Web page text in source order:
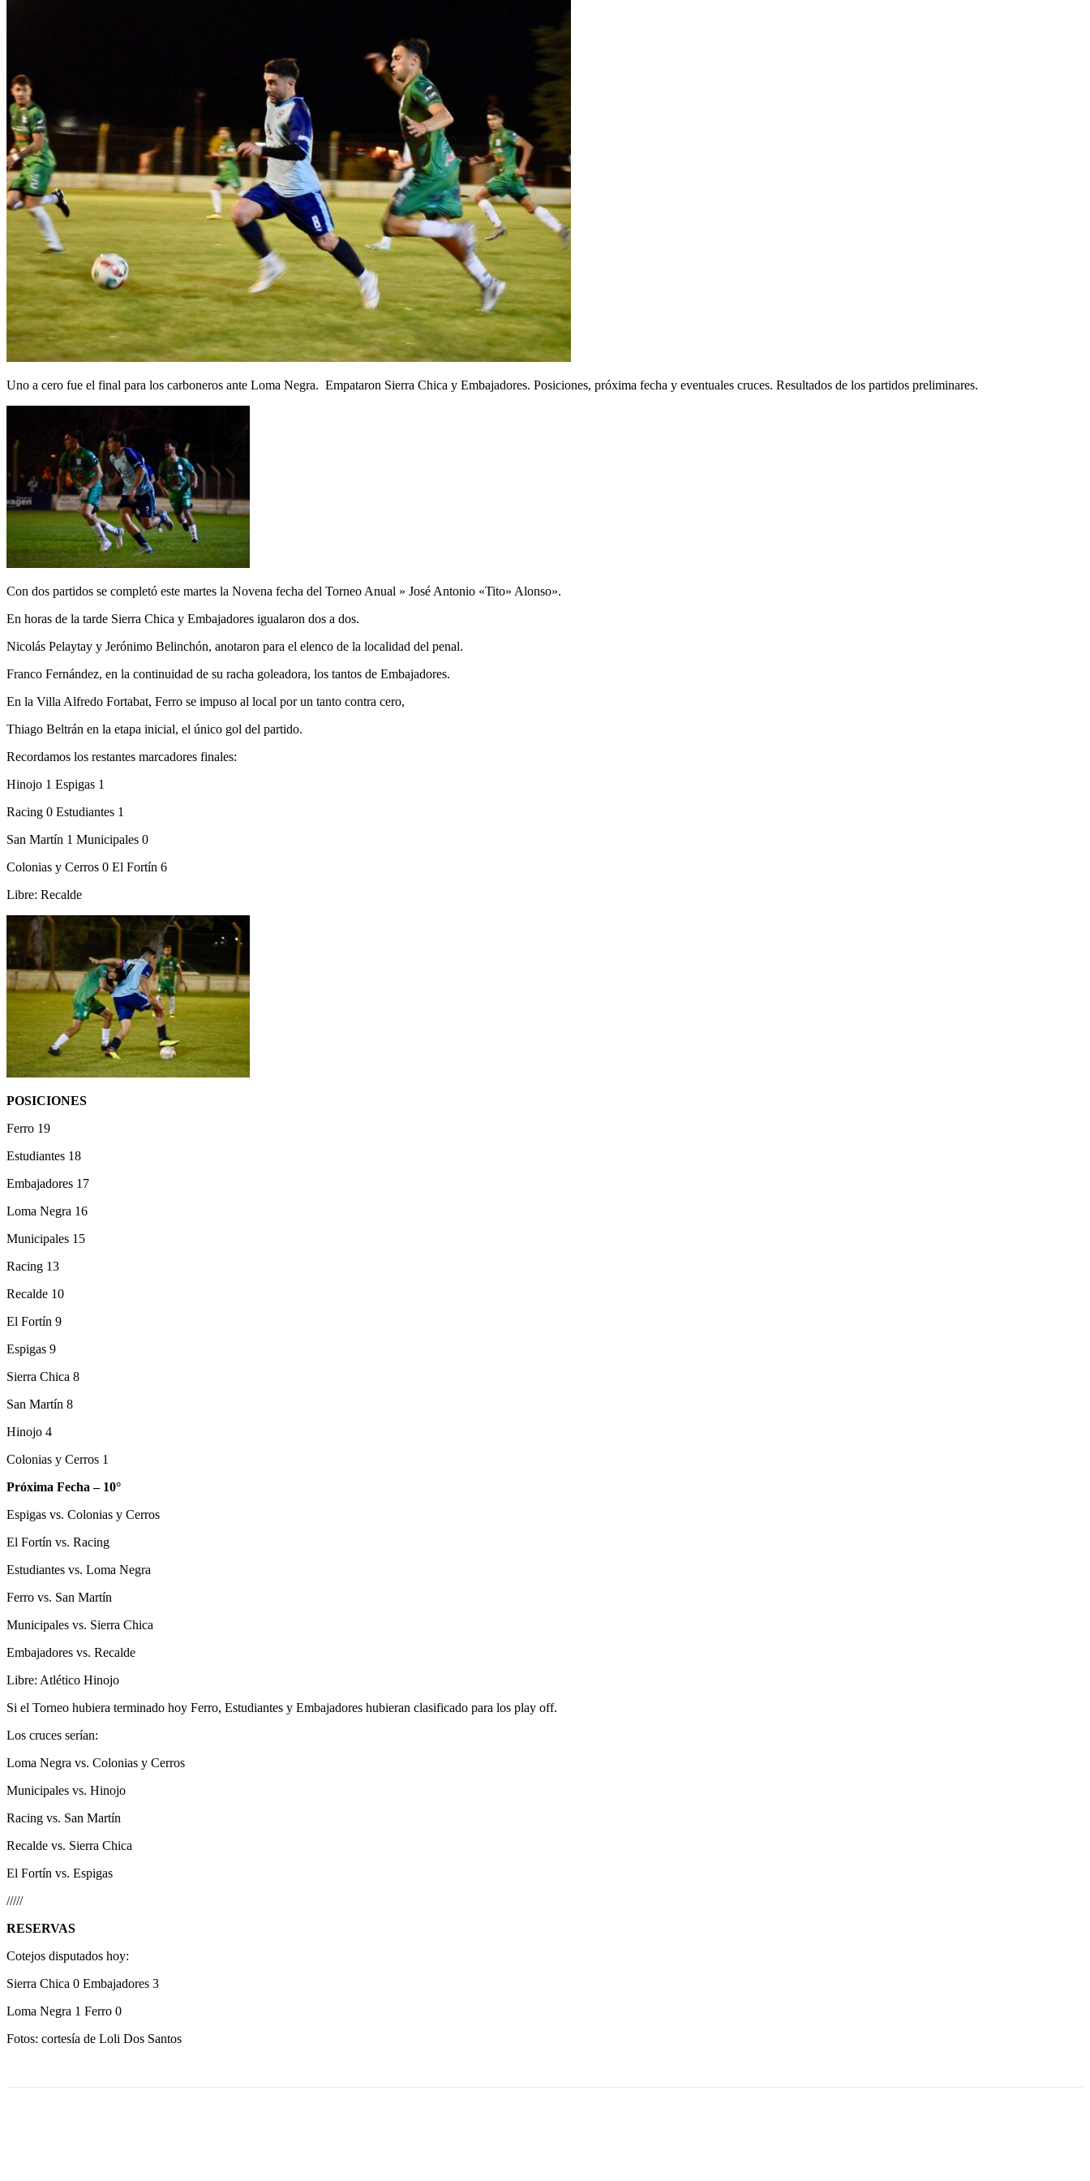
Uno a cero fue el final para los carboneros ante Loma Negra. Empataron Sierra Chica y Embajadores. Posiciones, próxima fecha y eventuales cruces. Resultados de los partidos preliminares.
Con dos partidos se completó este martes la Novena fecha del Torneo Anual » José Antonio «Tito» Alonso».
En horas de la tarde Sierra Chica y Embajadores igualaron dos a dos.
Nicolás Pelaytay y Jerónimo Belinchón, anotaron para el elenco de la localidad del penal.
Franco Fernández, en la continuidad de su racha goleadora, los tantos de Embajadores.
En la Villa Alfredo Fortabat, Ferro se impuso al local por un tanto contra cero,
Thiago Beltrán en la etapa inicial, el único gol del partido.
Recordamos los restantes marcadores finales:
Hinojo 1 Espigas 1
Racing 0 Estudiantes 1
San Martín 1 Municipales 0
Colonias y Cerros 0 El Fortín 6
Libre: Recalde
POSICIONES
Ferro 19
Estudiantes 18
Embajadores 17
Loma Negra 16
Municipales 15
Racing 13
Recalde 10
El Fortín 9
Espigas 9
Sierra Chica 8
San Martín 8
Hinojo 4
Colonias y Cerros 1
Próxima Fecha – 10°
Espigas vs. Colonias y Cerros
El Fortín vs. Racing
Estudiantes vs. Loma Negra
Ferro vs. San Martín
Municipales vs. Sierra Chica
Embajadores vs. Recalde
Libre: Atlético Hinojo
Si el Torneo hubiera terminado hoy Ferro, Estudiantes y Embajadores hubieran clasificado para los play off.
Los cruces serían:
Loma Negra vs. Colonias y Cerros
Municipales vs. Hinojo
Racing vs. San Martín
Recalde vs. Sierra Chica
El Fortín vs. Espigas
/////
RESERVAS
Cotejos disputados hoy:
Sierra Chica 0 Embajadores 3
Loma Negra 1 Ferro 0
Fotos: cortesía de Loli Dos Santos